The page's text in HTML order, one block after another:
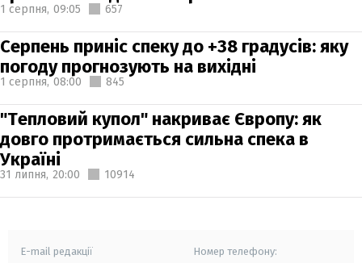
1 серпня, 09:05 657
Серпень приніс спеку до +38 градусів: яку
погоду прогнозують на вихідні
1 серпня, 08:00 845
"Тепловий купол" накриває Європу: як
довго протримається сильна спека в
Україні
31 липня, 20:00 10914
E-mail редакції Номер телефону: